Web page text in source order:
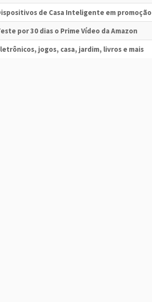
de Casa Inteligente em promoção
por 30 dias o Prime Vídeo da Amazon
jogos, casa, jardim, livros e mais